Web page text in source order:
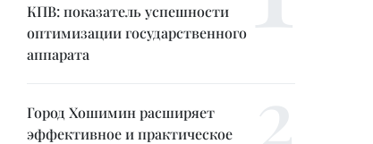
КПВ: показатель успешности
оптимизации государственного
аппарата
Город Хошимин расширяет
эффективное и практическое